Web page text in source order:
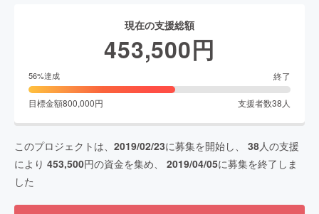
現在の支援総額
453,500円
56%達成 終了
目標金額800,000円 支援者数38 人
このプロジェクトは、 2019/02/23に募集を開始し、 38人の支援
により 453,500円の資金を集め、 2019/04/05に募集を終了しま
した